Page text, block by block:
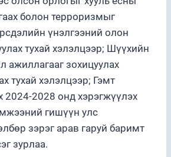
болон терроризмыг
үнэлгээний олон
тухай хэлэлцээр; Шүүхийн
ажиллагааг зохицуулах
тухай хэлэлцээр; Гэмт
2024-2028 онд хэрэгжүүлэх
гишүүн улс
зэрэг арав гаруй баримт
зурлаа.